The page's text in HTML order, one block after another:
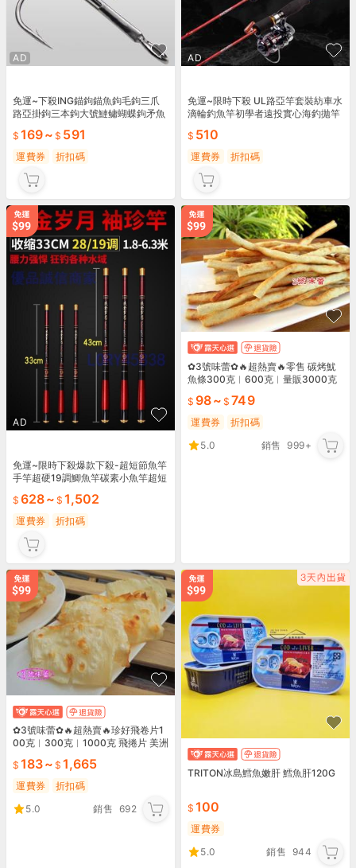
AD
免運~下殺ING錨鉤錨魚鉤毛鉤三爪
路亞掛鉤三本鉤大號鰱鳙蝴蝶鉤矛魚
169~ 591
運費券 折扣碼
AD
免運~限時下殺 UL路亞竿套裝紡車水
滴輪釣魚竿初學者遠投實心海釣拋竿
510
運費券 折扣碼
AD
免運~限時下殺爆款下殺-超短節魚竿
手竿超硬19調鯽魚竿碳素小魚竿超短
628~ 1,502
運費券 折扣碼
✿3號味蕾✿🔥超熱賣🔥零售 碳烤魷
魚條300克︱600克︱量販3000克
一定
98~ 749
運費券
折扣碼
5.0
銷售 999+
✿3號味蕾✿🔥超熱賣🔥珍好飛卷片1
00克︱300克︱1000克 飛捲片 美洲
片 183~ 1,665
運費券
折扣碼
5.0
銷售 692
TRITON冰島鱈魚嫩肝 鱈魚肝120G
100
運費券
5.0
銷售 944